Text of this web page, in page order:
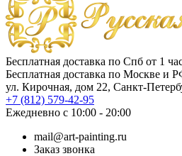
Бесплатная доставка по Спб от 1
Бесплатная доставка по Москве и
ул. Кирочная, дом 22, Санкт-
+7 (812) 579-42-95
Ежедневно с 10:00 - 20:00
mail@art-painting.ru
Заказ звонка